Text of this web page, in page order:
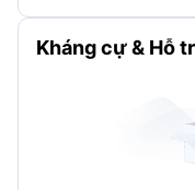
Kháng cự & Hỗ